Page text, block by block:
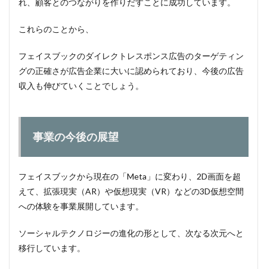
れ、顧客とのつながりを作りだすことに成功しています。
これらのことから、
フェイスブックのダイレクトレスポンス広告のターゲティン
グの正確さが広告企業に大いに認められており、今後の広告
収入も伸びていくことでしょう。
事業の今後の展望
フェイスブックから現在の「Meta」に変わり、2D画面を超
えて、拡張現実（AR）や仮想現実（VR）などの3D仮想空間
への体験を事業展開しています。
ソーシャルテクノロジーの進化の形として、次なる次元へと
移行しています。